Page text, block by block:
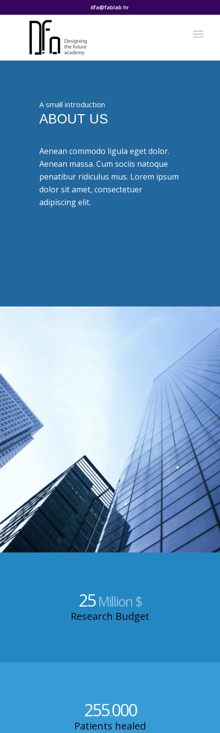
dfa@fablab.hr
A small introduction
ABOUT US
Aenean commodo ligula eget dolor.
Aenean massa. Cum sociis natoque
penatibur ridiculus mus. Lorem ipsum
dolor sit amet, consectetuer
adipiscing elit.
25Million $
Research Budget
255.000
Patients healed